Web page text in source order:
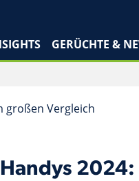
GERÜCHTE &
großen Vergleich